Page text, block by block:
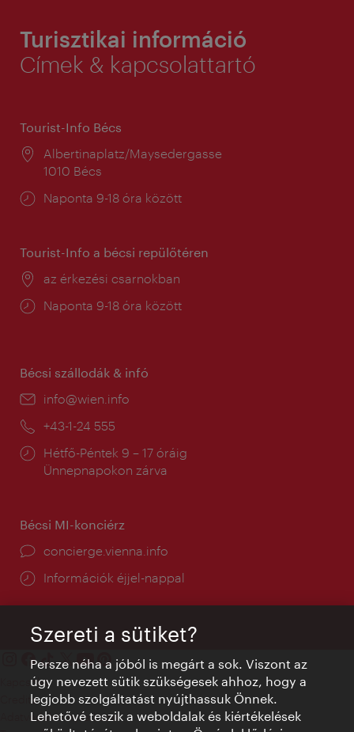
Turisztikai információ
Címek & kapcsolattartó
Tourist-Info Bécs
Helyszín:
Albertinaplatz/Maysedergasse
1010 Bécs
Nyitva
Naponta 9-18 óra között
Tourist-Info a bécsi repülőtéren
Helyszín:
az érkezési csarnokban
Nyitva
Naponta 9-18 óra között
Bécsi szállodák & infó
E-
info@wien.info
Telefon:
+43-1-24 555
Nyitva
tartás:
Hétfő-Péntek 9 – 17 óráig
Ünnepnapokon zárva
Bécsi MI-konciérz
concierge.vienna.info
Információk éjjel-nappal
Kapcsolat
Credits
Adatvédelmi nyilatkozat
Szereti a sütiket?
Persze néha a jóból is megárt a sok. Viszont az
úgy nevezett sütik szükségesek ahhoz, hogy a
legjobb szolgáltatást nyújthassuk Önnek.
Lehetővé teszik a weboldalak és kiértékelések